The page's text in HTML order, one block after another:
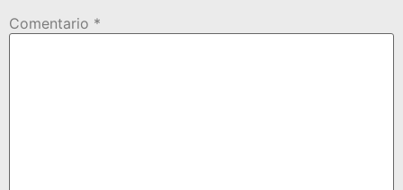
Comentario *